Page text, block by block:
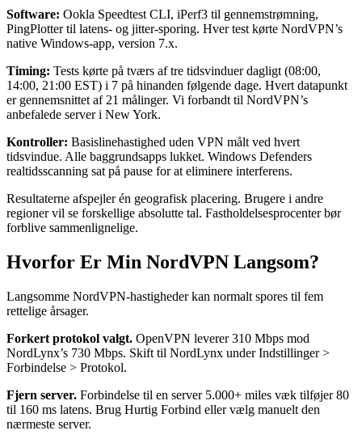
Software: Ookla Speedtest CLI, iPerf3 til gennemstrømning,
PingPlotter til latens- og jitter-sporing. Hver test kørte NordVPN’s
native Windows-app, version 7.x.
Timing: Tests kørte på tværs af tre tidsvinduer dagligt (08:00,
14:00, 21:00 EST) i 7 på hinanden følgende dage. Hvert datapunkt
er gennemsnittet af 21 målinger. Vi forbandt til NordVPN’s
anbefalede server i New York.
Kontroller: Basislinehastighed uden VPN målt ved hvert
tidsvindue. Alle baggrundsapps lukket. Windows Defenders
realtidsscanning sat på pause for at eliminere interferens.
Resultaterne afspejler én geografisk placering. Brugere i andre
regioner vil se forskellige absolutte tal. Fastholdelsesprocenter bør
forblive sammenlignelige.
Hvorfor Er Min NordVPN Langsom?
Langsomme NordVPN-hastigheder kan normalt spores til fem
rettelige årsager.
Forkert protokol valgt. OpenVPN leverer 310 Mbps mod
NordLynx’s 730 Mbps. Skift til NordLynx under Indstillinger >
Forbindelse > Protokol.
Fjern server. Forbindelse til en server 5.000+ miles væk tilføjer 80
til 160 ms latens. Brug Hurtig Forbind eller vælg manuelt den
nærmeste server.